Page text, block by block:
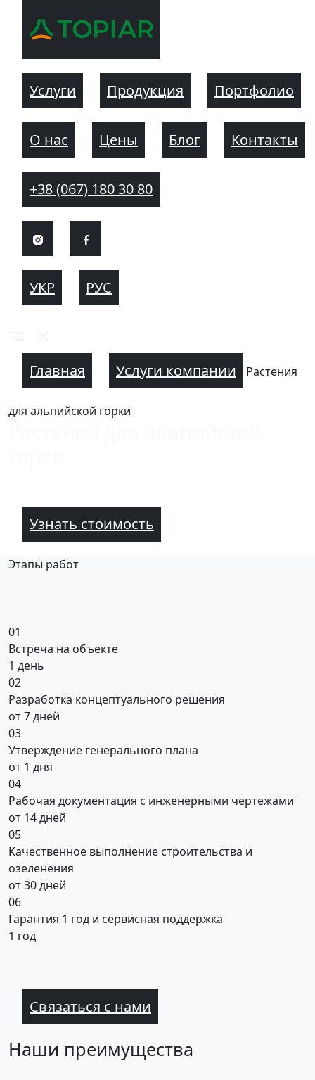
Услуги Продукция Портфолио
О нас Цены Блог Контакты
+38 (067) 180 30 80
УКР РУС
Главная Услуги компании Растения
для альпийской горки
Узнать стоимость
Этапы работ
01
Встреча на объекте
1 день
02
Разработка концептуального решения
от 7 дней
03
Утверждение генерального плана
от 1 дня
04
Рабочая документация с инженерными чертежами
от 14 дней
05
Качественное выполнение строительства и
озеленения
от 30 дней
06
Гарантия 1 год и сервисная поддержка
1 год
Связаться с нами
Наши преимущества